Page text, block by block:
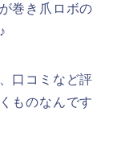
巻き爪ロボの
口コミなど評
ものなんです